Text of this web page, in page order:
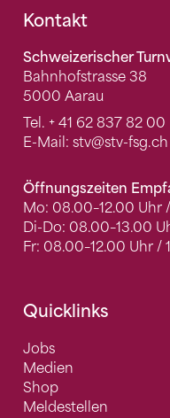
Fusszeile
Kontakt
Schweizerischer
Bahnhofstrasse 38
5000 Aarau
Tel. + 41 62 837 82 00
E-Mail: stv@stv-fsg.ch
Öffnungszeiten
Mo: 08.00–12.00 Uhr
Di-Do: 08.00–13.00
Fr: 08.00–12.00 Uhr /
Quicklinks
Jobs
Medien
Shop
Meldestellen